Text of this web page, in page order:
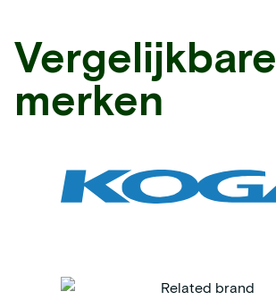
Vergelijkbare
merken